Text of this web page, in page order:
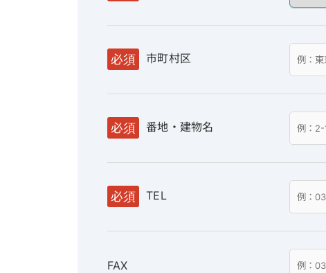
必須 市町村区
必須 番地・建物名
必須 TEL
FAX